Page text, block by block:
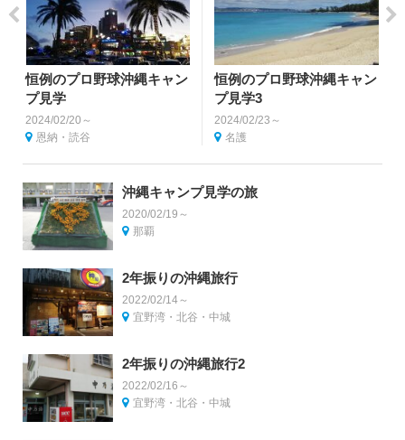
恒例のプロ野球沖縄キャン
プ見学
2024/02/20～
恩納・読谷
恒例のプロ野球沖縄キャン
プ見学3
2024/02/23～
名護
沖縄キャンプ見学の旅
2020/02/19～
那覇
2年振りの沖縄旅行
2022/02/14～
宜野湾・北谷・中城
2年振りの沖縄旅行2
2022/02/16～
宜野湾・北谷・中城